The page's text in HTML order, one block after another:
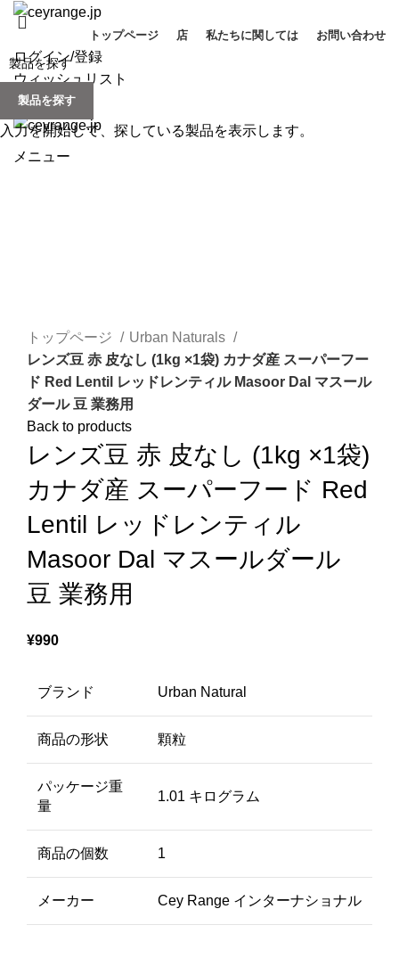
トップページ 店 私たちに関しては お問い合わせ
ログイン/登録
ウィッシュリスト
0items / ¥
メニュー
トップページ
Urban Naturals
レンズ豆 赤 皮なし (1kg ×1袋) カナダ産 スーパーフー
ド Red Lentil レッドレンティル Masoor Dal マスール
ダール 豆 業務用
Back to products
レンズ豆 赤 皮なし (1kg ×1袋)
カナダ産 スーパーフード Red
Lentil レッドレンティル
Masoor Dal マスールダール
豆 業務用
¥990
ブランド Urban Natural
商品の形状 顆粒
パッケージ重
量
1.01 キログラム
商品の個数 1
メーカー Cey Range インターナショナル
製品を探す
入力を開始して、探している製品を表示します。